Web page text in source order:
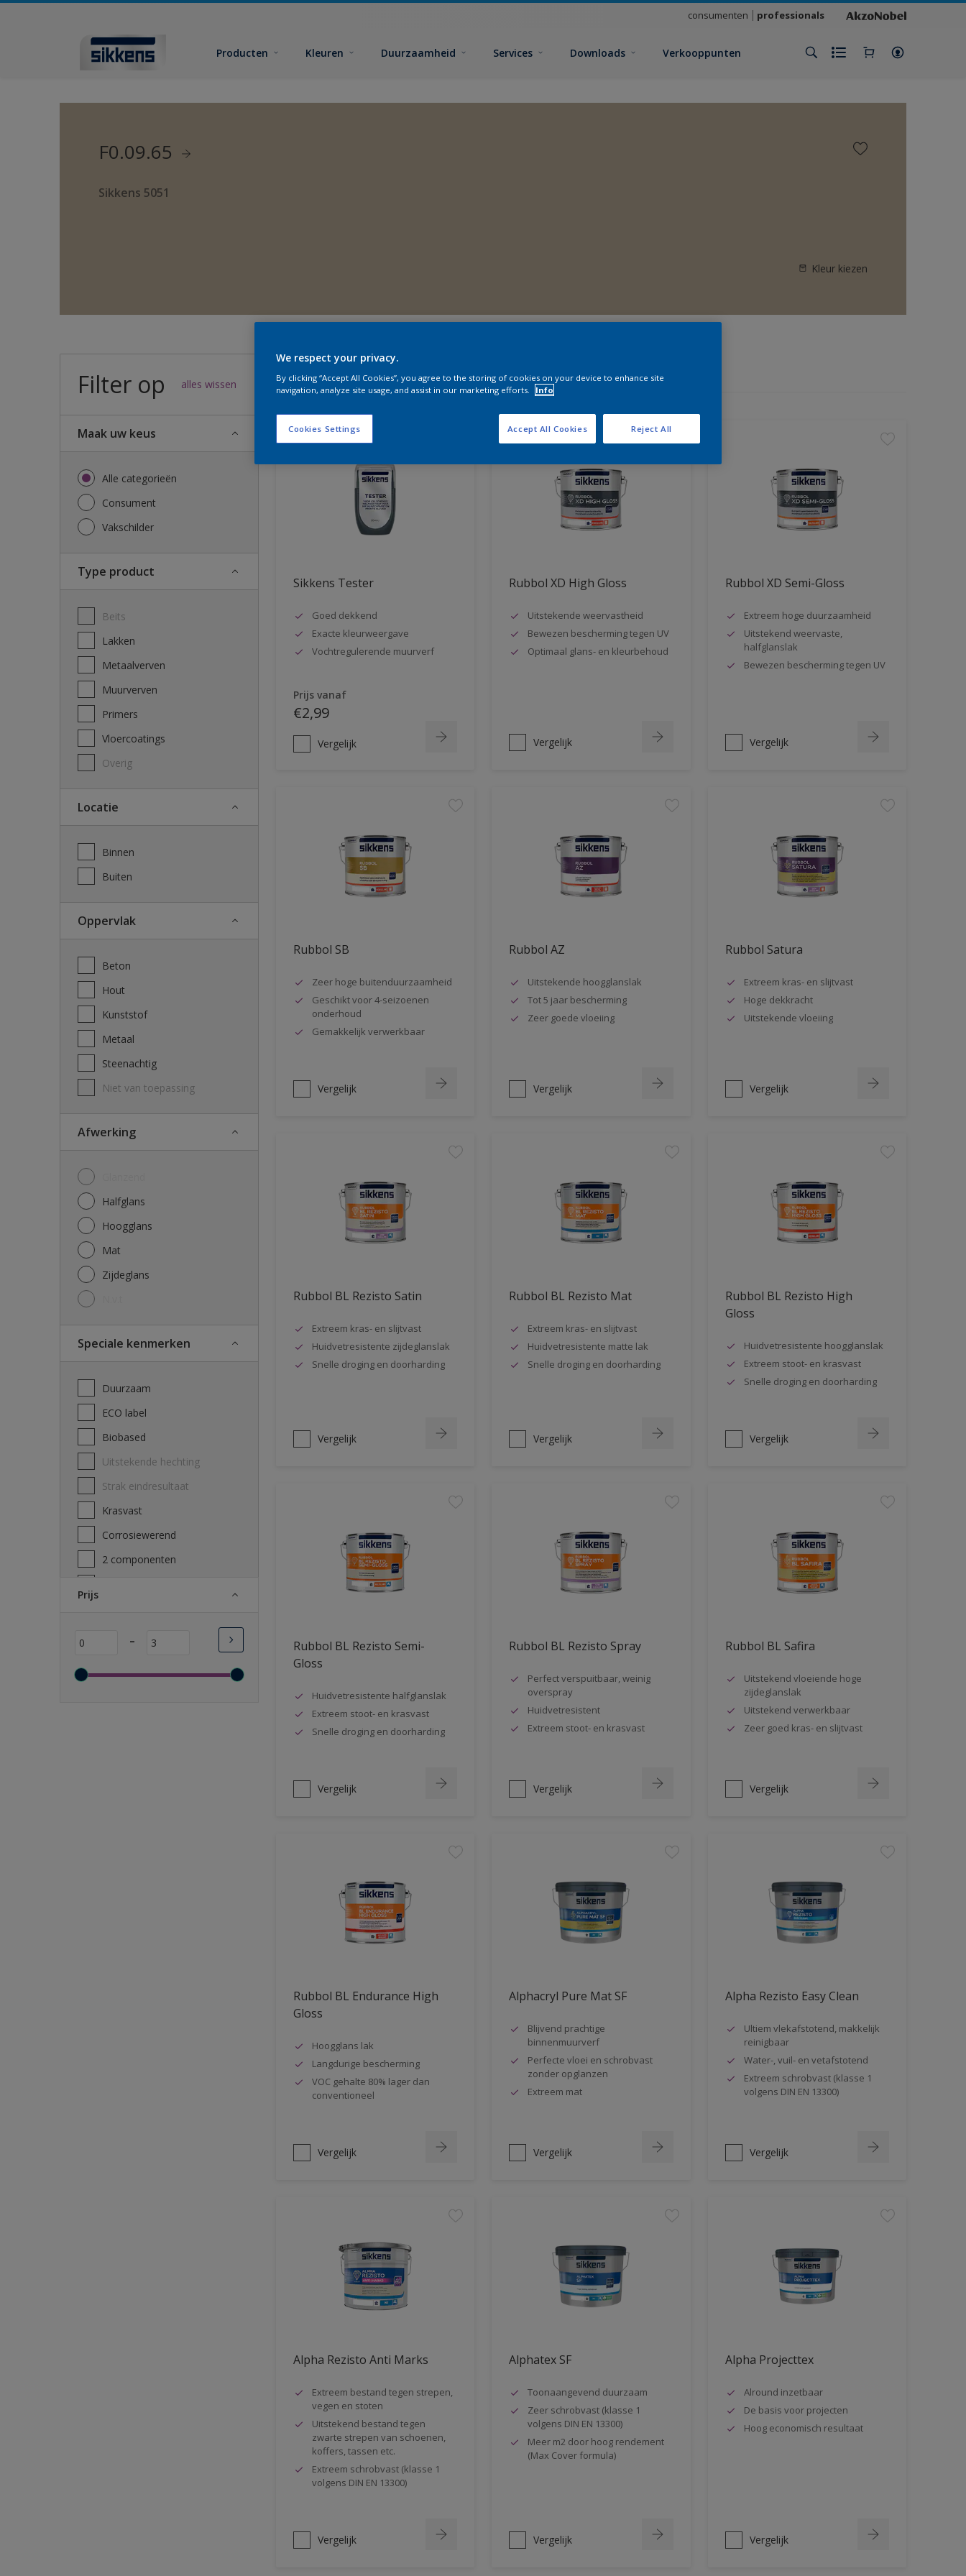
consumenten professionals
Producten Kleuren Duurzaamheid Services Downloads Verkooppunten
F0.09.65
Sikkens 5051
Kleur kiezen
Filter op alles wissen
Maak uw keus
Alle categorieën
Consument
Vakschilder
Type product
Beits
Lakken
Metaalverven
Muurverven
Primers
Vloercoatings
Overig
Locatie
Binnen
Buiten
Oppervlak
Beton
Hout
Kunststof
Metaal
Steenachtig
Niet van toepassing
Afwerking
Halfglans
Hoogglans
Mat
Zijdeglans
Speciale kenmerken
Duurzaam
ECO label
Biobased
Uitstekende hechting
Strak eindresultaat
Krasvast
Corrosiewerend
2 componenten
Wasbaar
Sneldrogend
Prijs
-
57resultaten voor jou
Sikkens Tester
Goed dekkend
Exacte kleurweergave
Vochtregulerende muurverf
Prijs vanaf
€2,99
Vergelijk
Rubbol XD High Gloss
Uitstekende weervastheid
Bewezen bescherming tegen UV
Optimaal glans- en kleurbehoud
Vergelijk
Rubbol XD Semi-Gloss
Extreem hoge duurzaamheid
Uitstekend weervaste,
halfglanslak
Bewezen bescherming tegen UV
Vergelijk
Rubbol SB
Zeer hoge buitenduurzaamheid
Geschikt voor 4-seizoenen
onderhoud
Gemakkelijk verwerkbaar
Vergelijk
Rubbol AZ
Uitstekende hoogglanslak
Tot 5 jaar bescherming
Zeer goede vloeiing
Vergelijk
Rubbol Satura
Extreem kras- en slijtvast
Hoge dekkracht
Uitstekende vloeiing
Vergelijk
Rubbol BL Rezisto Satin
Extreem kras- en slijtvast
Huidvetresistente zijdeglanslak
Snelle droging en doorharding
Vergelijk
Rubbol BL Rezisto Mat
Extreem kras- en slijtvast
Huidvetresistente matte lak
Snelle droging en doorharding
Vergelijk
Rubbol BL Rezisto High
Gloss
Huidvetresistente hoogglanslak
Extreem stoot- en krasvast
Snelle droging en doorharding
Vergelijk
Rubbol BL Rezisto Semi-
Gloss
Huidvetresistente halfglanslak
Extreem stoot- en krasvast
Snelle droging en doorharding
Vergelijk
Rubbol BL Rezisto Spray
Perfect verspuitbaar, weinig
overspray
Huidvetresistent
Extreem stoot- en krasvast
Vergelijk
Rubbol BL Safira
Uitstekend vloeiende hoge
zijdeglanslak
Uitstekend verwerkbaar
Zeer goed kras- en slijtvast
Vergelijk
Rubbol BL Endurance High
Gloss
Hoogglans lak
Langdurige bescherming
VOC gehalte 80% lager dan
conventioneel
Vergelijk
Alphacryl Pure Mat SF
Blijvend prachtige
binnenmuurverf
Perfecte vloei en schrobvast
zonder opglanzen
Extreem mat
Vergelijk
Alpha Rezisto Easy Clean
Ultiem vlekafstotend, makkelijk
reinigbaar
Water-, vuil- en vetafstotend
Extreem schrobvast (klasse 1
volgens DIN EN 13300)
Vergelijk
Alpha Rezisto Anti Marks
Extreem bestand tegen strepen,
vegen en stoten
Uitstekend bestand tegen
zwarte strepen van schoenen,
koffers, tassen etc.
Extreem schrobvast (klasse 1
volgens DIN EN 13300)
Vergelijk
Alphatex SF
Toonaangevend duurzaam
Zeer schrobvast (klasse 1
volgens DIN EN 13300)
Meer m2 door hoog rendement
(Max Cover formula)
Vergelijk
Alpha Projecttex
Alround inzetbaar
De basis voor projecten
Hoog economisch resultaat
Vergelijk
We respect your privacy.
By clicking “Accept All Cookies”, you agree to the storing of cookies on your device to enhance site
navigation, analyze site usage, and assist in our marketing efforts.
Info
Cookies Settings Reject All
Accept All Cookies